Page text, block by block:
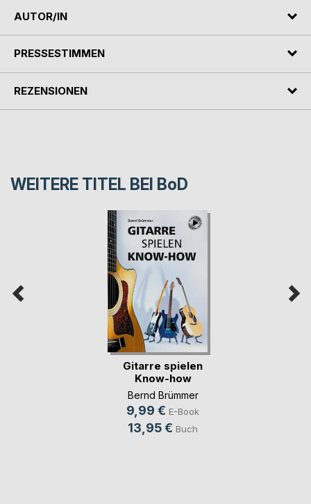
AUTOR/IN
PRESSESTIMMEN
REZENSIONEN
WEITERE TITEL BEI BoD
Gitarre spielen
Know-how
Bernd Brümmer
9,99 € E-Book
13,95 € Buch